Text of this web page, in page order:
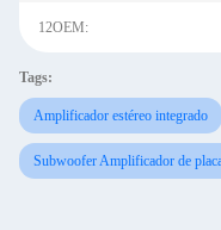
12OEM:
Tags:
Amplificador estéreo integrado
Subwoofer Amplificador de